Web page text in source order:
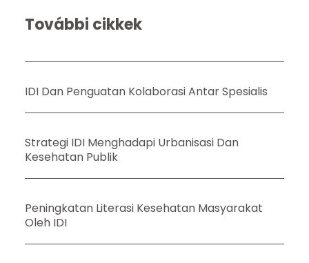
További cikkek
IDI Dan Penguatan Kolaborasi Antar Spesialis
Strategi IDI Menghadapi Urbanisasi Dan
Kesehatan Publik
Peningkatan Literasi Kesehatan Masyarakat
Oleh IDI